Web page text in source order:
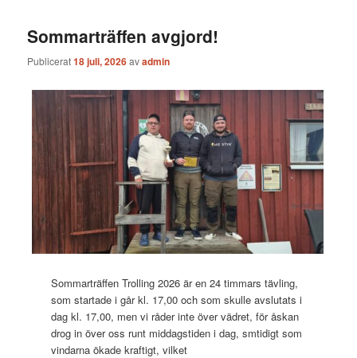
Sommarträffen avgjord!
Publicerat18 juli, 2026avadmin
Sommarträffen Trolling 2026 är en 24 timmars tävling,
som startade i går kl. 17,00 och som skulle avslutats i
dag kl. 17,00, men vi råder inte över vädret, för åskan
drog in över oss runt middagstiden i dag, smtidigt som
vindarna ökade kraftigt, vilket